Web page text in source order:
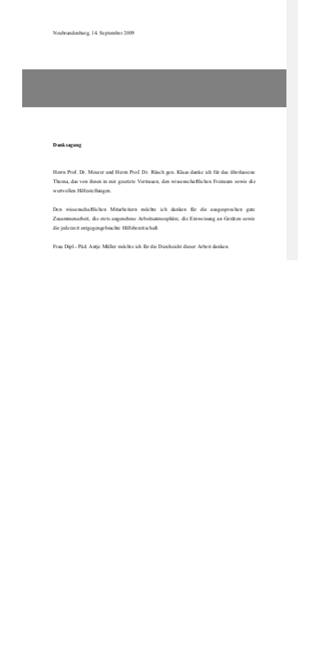
Neubrandenburg, 14. September 2009
Danksagung
Herrn  Prof.  Dr.  Meurer  und  Herrn  Prof.  Dr. Rüsch  gen.  Klaas  danke ich  für  das  überlassene
Thema, das von ihnen in mir gesetzte Vertrauen,  den  wissenschaftlichen  Freiraum  sowie  die
wertvollen Hilfestellungen.
Den   wissenschaftlichen   Mitarbeitern   möchte   ich   danken   für die   ausgesprochen   gute
Zusammenarbeit,  die  stets  angenehme  Arbeitsatmosphäre,  die  Einweisung  an  Geräten  sowie
die jederzeit entgegengebrachte Hilfsbereitschaft.
Frau Dipl.- Päd. Antje Müller möchte ich für die Durchsicht dieser Arbeit danken.